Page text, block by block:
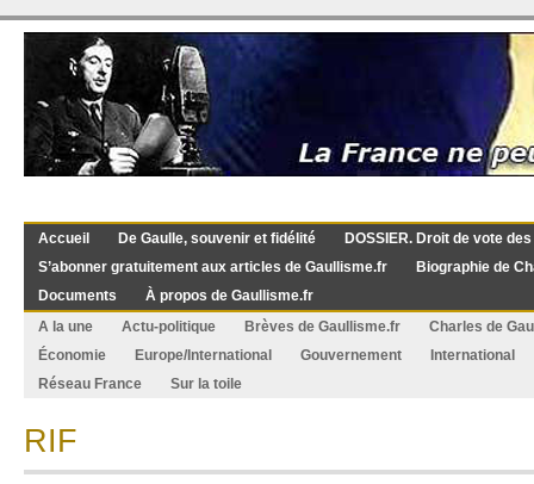
Accueil De Gaulle, souvenir et fidélité
DOSSIER. Droit de vote
S’abonner gratuitement aux articles de Gaullisme.fr
Biographie de
Documents
À propos de Gaullisme.fr
A la une
Actu-politique Brèves de Gaullisme.fr
Charles de
Économie
Europe/International Gouvernement
International
Réseau France
Sur la toile
RIF